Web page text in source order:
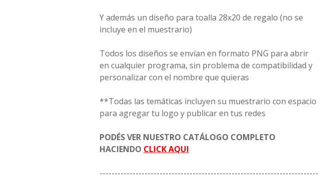
Y además un diseño para toalla 28x20 de regalo (no se
incluye en el muestrario)
Todos los diseños se envían en formato PNG para abrir
en cualquier programa, sin problema de compatibilidad y
personalizar con el nombre que quieras
**Todas las temáticas incluyen su muestrario con espacio
para agregar tu logo y publicar en tus redes
PODÉS VER NUESTRO CATÁLOGO COMPLETO
HACIENDO CLICK AQUI
-------------------------------------------------------------------------